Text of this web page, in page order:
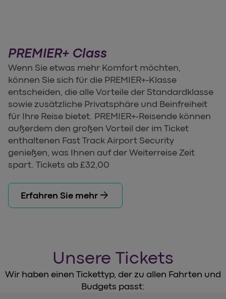
PREMIER+ Class
Wenn Sie etwas mehr Komfort möchten,
können Sie sich für die PREMIER+-Klasse
entscheiden, die alle Vorteile der Standardklasse
sowie zusätzliche Privatsphäre und Beinfreiheit
für Ihre Reise bietet. PREMIER+-Reisende können
außerdem den großen Vorteil der im Ticket
enthaltenen Fast Track Airport Security
genießen, was Ihnen auf der Weiterreise Zeit
spart. Tickets ab £32,00
Erfahren Sie mehr arrow_forward
Unsere Tickets
Wir haben einen Tickettyp, der zu allen Fahrten und
Budgets passt: